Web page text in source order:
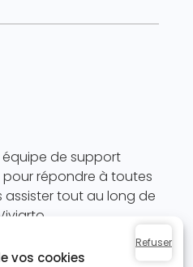
vos cookies
Refuser
équipe de support
répondre à toutes
tout au long de